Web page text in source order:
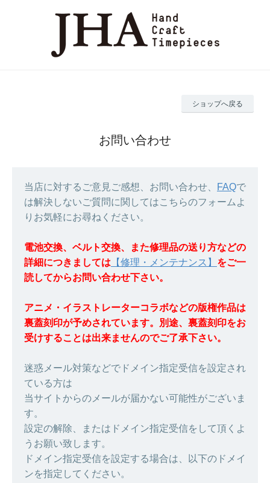
ショップへ戻る
お問い合わせ
当店に対するご意見ご感想、お問い合わせ、 FAQで
は解決しないご質問に関してはこちらのフォームよ
りお気軽にお尋ねください。
電池交換、ベルト交換、また修理品の送り方などの
詳細につきましては 【修理・メンテナンス】 をご一
読してからお問い合わせ下さい。
アニメ・イラストレーターコラボなどの版権作品は
裏蓋刻印が予めされています。別途、裏蓋刻印をお
受けすることは出来ませんのでご了承下さい。
迷惑メール対策などでドメイン指定受信を設定され
ている方は
当サイトからのメールが届かない可能性がございま
す。
設定の解除、またはドメイン指定受信をして頂くよ
うお願い致します。
ドメイン指定受信を設定する場合は、以下のドメイ
ンを指定してください。